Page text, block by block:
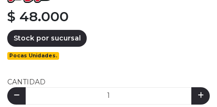
$ 48.000
Stock por sucursal
Pocas Unidades.
CANTIDAD